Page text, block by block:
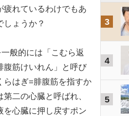
疲れているわけでもあ
しょうか？
般的には「こむら返
腹筋けいれん」と呼び
らはぎ=腓腹筋を指すか
二の心臓と呼ばれ、
を心臓に押し戻すポン
3
4
5